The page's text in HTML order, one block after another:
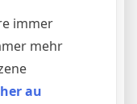
des
immer
mehr
au